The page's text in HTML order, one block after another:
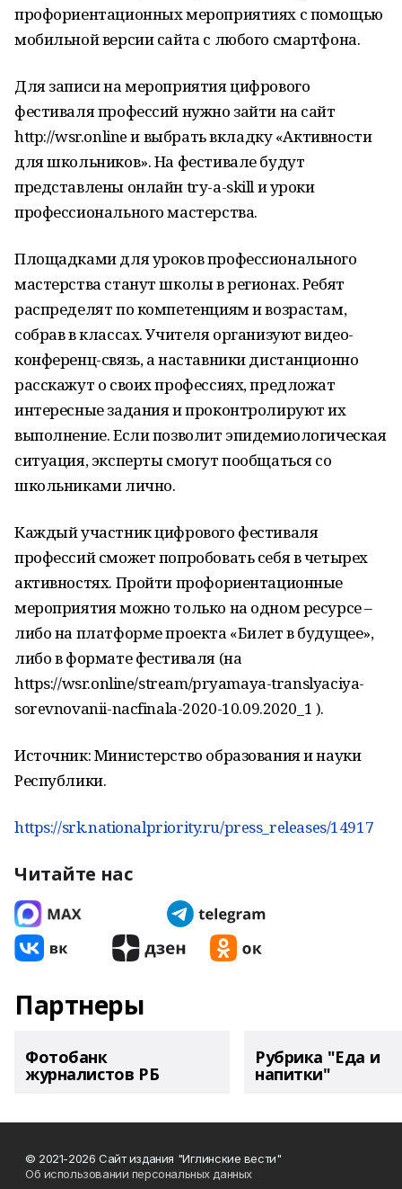
профориентационных мероприятиях с помощью
мобильной версии сайта с любого смартфона.
Для записи на мероприятия цифрового
фестиваля профессий нужно зайти на сайт
http://wsr.online и выбрать вкладку «Активности
для школьников». На фестивале будут
представлены онлайн try-a-skill и уроки
профессионального мастерства.
Площадками для уроков профессионального
мастерства станут школы в регионах. Ребят
распределят по компетенциям и возрастам,
собрав в классах. Учителя организуют видео-
конференц-связь, а наставники дистанционно
расскажут о своих профессиях, предложат
интересные задания и проконтролируют их
выполнение. Если позволит эпидемиологическая
ситуация, эксперты смогут пообщаться со
школьниками лично.
Каждый участник цифрового фестиваля
профессий сможет попробовать себя в четырех
активностях. Пройти профориентационные
мероприятия можно только на одном ресурсе –
либо на платформе проекта «Билет в будущее»,
либо в формате фестиваля (на
https://wsr.online/stream/pryamaya-translyaciya-
sorevnovanii-nacfinala-2020-10.09.2020_1 ).
Источник: Министерство образования и науки
Республики.
https://srk.nationalpriority.ru/press_releases/14917
Читайте нас
Партнеры
Фотобанк
журналистов РБ
Рубрика "Еда и
напитки"
© 2021-2026 Сайт издания "Иглинские вести"
Об использовании персональных данных